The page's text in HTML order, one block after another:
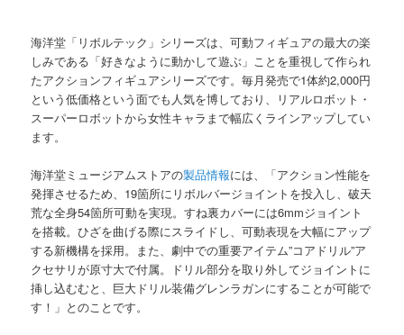
海洋堂「リボルテック」シリーズは、可動フィギュアの最大の楽
しみである「好きなように動かして遊ぶ」ことを重視して作られ
たアクションフィギュアシリーズです。毎月発売で1体約2,000円
という低価格という面でも人気を博しており、リアルロボット・
スーパーロボットから女性キャラまで幅広くラインアップしてい
ます。
海洋堂ミュージアムストアの製品情報には、「アクション性能を
発揮させるため、19箇所にリボルバージョイントを投入し、破天
荒な全身54箇所可動を実現。すね裏カバーには6mmジョイント
を搭載。ひざを曲げる際にスライドし、可動表現を大幅にアップ
する新機構を採用。また、劇中での重要アイテム”コアドリル”ア
クセサリが原寸大で付属。ドリル部分を取り外してジョイントに
挿し込むむと、巨大ドリル装備グレンラガンにすることが可能で
す！」とのことです。